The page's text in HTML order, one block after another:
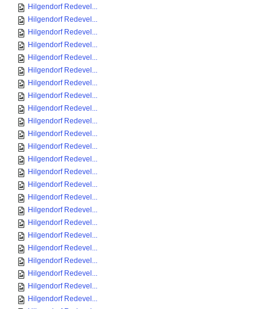
Hilgendorf Redevel...
Hilgendorf Redevel...
Hilgendorf Redevel...
Hilgendorf Redevel...
Hilgendorf Redevel...
Hilgendorf Redevel...
Hilgendorf Redevel...
Hilgendorf Redevel...
Hilgendorf Redevel...
Hilgendorf Redevel...
Hilgendorf Redevel...
Hilgendorf Redevel...
Hilgendorf Redevel...
Hilgendorf Redevel...
Hilgendorf Redevel...
Hilgendorf Redevel...
Hilgendorf Redevel...
Hilgendorf Redevel...
Hilgendorf Redevel...
Hilgendorf Redevel...
Hilgendorf Redevel...
Hilgendorf Redevel...
Hilgendorf Redevel...
Hilgendorf Redevel...